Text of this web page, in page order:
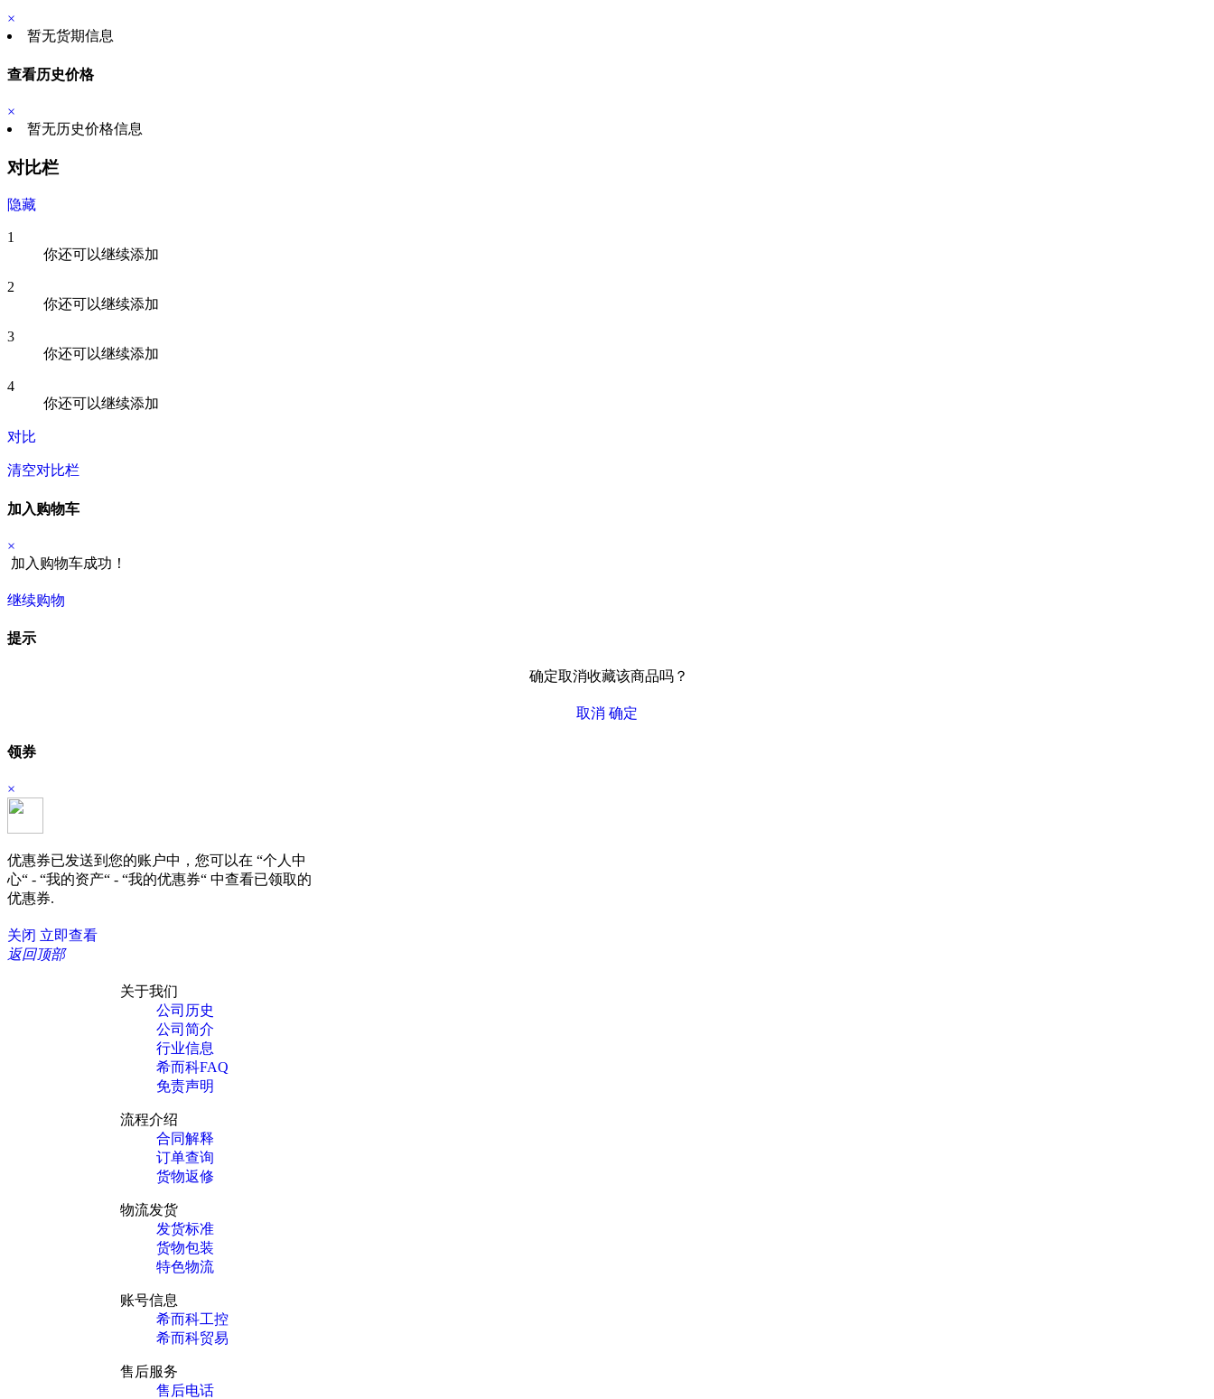
×
暂无货期信息
查看历史价格
×
暂无历史价格信息
对比栏
隐藏
1
你还可以继续添加
2
你还可以继续添加
3
你还可以继续添加
4
你还可以继续添加
对比
清空对比栏
加入购物车
×
加入购物车成功！
继续购物
提示
确定取消收藏该商品吗？
取消 确定
领券
×
优惠券已发送到您的账户中，您可以在 “个人中
心“ - “我的资产“ - “我的优惠券“ 中查看已领取的
优惠券.
关闭 立即查看
返回顶部
关于我们
公司历史
公司简介
行业信息
希而科FAQ
免责声明
流程介绍
合同解释
订单查询
货物返修
物流发货
发货标准
货物包装
特色物流
账号信息
希而科工控
希而科贸易
售后服务
售后电话